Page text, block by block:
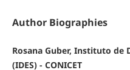
Author Biographies
Rosana Guber, Instituto de
(IDES) - CONICET